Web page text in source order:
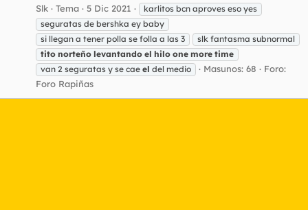
Slk Tema 5 Dic 2021
karlitos bcn aproves eso yes
seguratas de bershka ey baby
si llegan a tener polla se folla a las 3
slk fantasma subnormal
tito norteño levantando el hilo one more time
van 2 seguratas y se cae el del medio Masunos: 68
Foro:
Foro Rapiñas